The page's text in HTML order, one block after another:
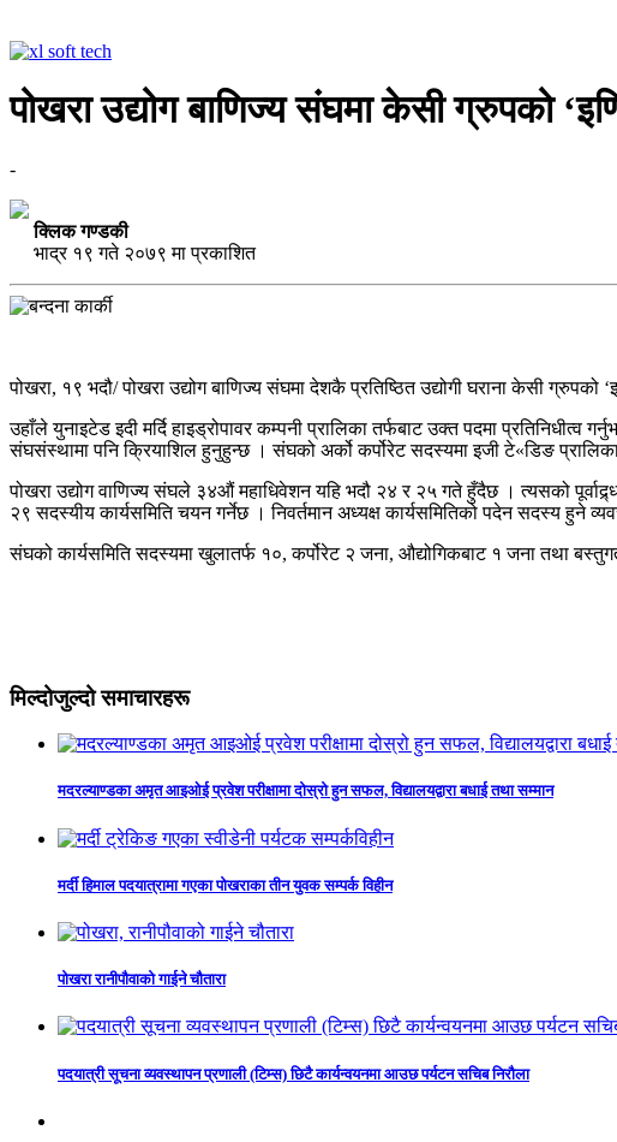
पोखरा उद्योग बाणिज्य संघमा केसी ग्रुपको
-
क्लिक गण्डकी
भाद्र १९ गते २०७९ मा प्रकाशित
पोखरा, १९ भदौ/ पोखरा उद्योग बाणिज्य संघमा देशकै प्रतिष्ठित उद्योगी घराना केसी
उहाँले युनाइटेड इदी मर्दि हाइड्रोपावर कम्पनी प्रालिका तर्फबाट उक्त पदमा
संघसंस्थामा पनि क्रियाशिल हुनुहुन्छ । संघको अर्को कर्पोरेट सदस्यमा इजी टे«डिङ
पोखरा उद्योग वाणिज्य संघले ३४औं महाधिवेशन यहि भदौ २४ र २५ गते हुँदैछ । त्यसको
२९ सदस्यीय कार्यसमिति चयन गर्नेछ । निवर्तमान अध्यक्ष कार्यसमितिको पदेन सदस्य हुने
संघको कार्यसमिति सदस्यमा खुलातर्फ १०, कर्पोरेट २ जना, औद्योगिकबाट १ जना तथा
मिल्दोजुल्दो समाचारहरू
मदरल्याण्डका अमृत आइओई प्रवेश परीक्षामा दोस्रो हुन सफल, विद्यालयद्वारा बधाई तथा सम्मान
मर्दी हिमाल पदयात्रामा गएका पोखराका तीन युवक सम्पर्क विहीन
पोखरा रानीपौवाको गाईने चौतारा
पदयात्री सूचना व्यवस्थापन प्रणाली (टिम्स) छिटै कार्यन्वयनमा आउछ पर्यटन सचिब निरौला